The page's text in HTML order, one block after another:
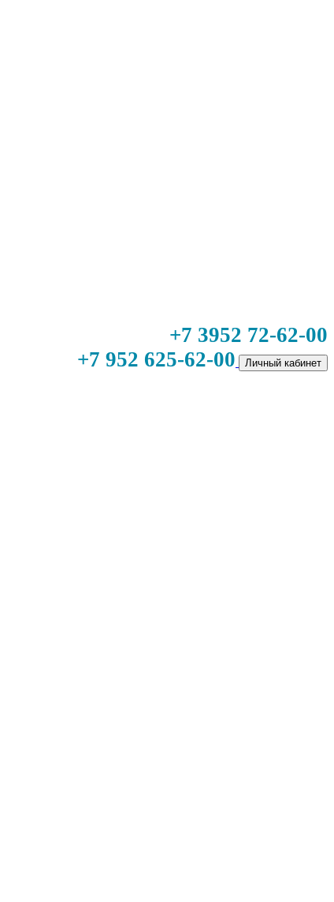
+7 3952 72-62-00
+7 952 625-62-00
Личный кабинет